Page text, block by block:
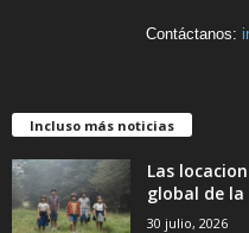
Contáctanos:
Incluso más noticias
Las
global de la
30 julio, 2026